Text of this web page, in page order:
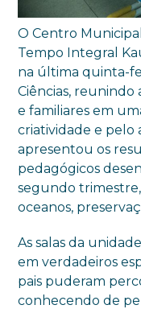
O Centro
Tempo Integral
na última quinta-
Ciências, reunindo
e familiares em
criatividade e pelo
apresentou os
pedagógicos
segundo
oceanos,
As salas da
em verdadeiros
pais puderam
conhecendo de